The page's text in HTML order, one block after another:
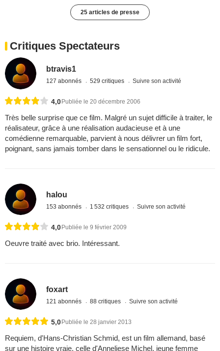
25 articles de presse
Critiques Spectateurs
btravis1
127 abonnés 529 critiques Suivre son activité
4,0Publiée le 20 décembre 2006
Très belle surprise que ce film. Malgré un sujet difficile à traiter, le
réalisateur, grâce à une réalisation audacieuse et à une
comédienne remarquable, parvient à nous délivrer un film fort,
poignant, sans jamais tomber dans le sensationnel ou le ridicule.
halou
153 abonnés 1 532 critiques Suivre son activité
4,0Publiée le 9 février 2009
Oeuvre traité avec brio. Intéressant.
foxart
121 abonnés 88 critiques Suivre son activité
5,0 Publiée le 28 janvier 2013
Requiem, d'Hans-Christian Schmid, est un film allemand, basé
sur une histoire vraie, celle d'Anneliese Michel, jeune femme